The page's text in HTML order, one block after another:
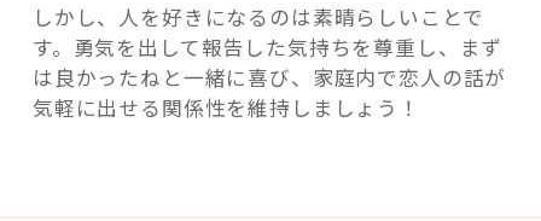
しかし、人を好きになるのは素晴らしいことで
す。勇気を出して報告した気持ちを尊重し、まず
は良かったねと一緒に喜び、家庭内で恋人の話が
気軽に出せる関係性を維持しましょう！